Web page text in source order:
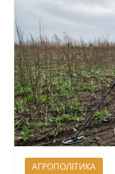
АГРОПОЛІТИКА